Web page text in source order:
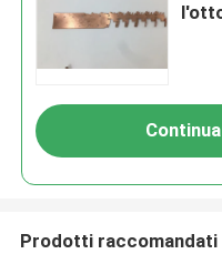
Continua
Prodotti raccomandati